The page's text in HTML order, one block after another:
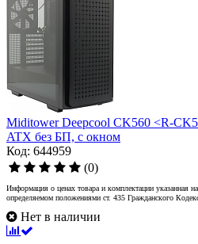
Miditower Deepcool CK560 <R-
ATX без БП, с окном
Код: 644959
(0)
Информация о ценах товара и комплектации указанная
определяемом положениями ст. 435 Гражданского
Нет в наличии